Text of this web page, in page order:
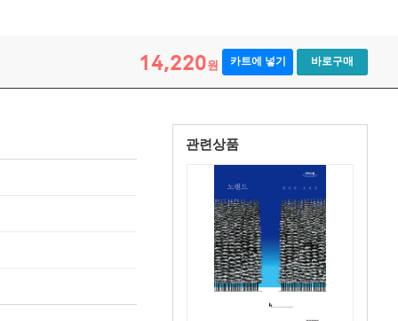
14,220원 카트에 넣기 바로구매
관련상품